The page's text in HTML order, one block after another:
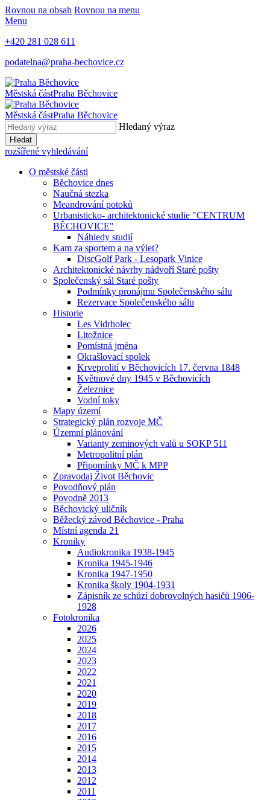
Rovnou na obsah Rovnou na menu
Menu
+420 281 028 611
podatelna@praha-bechovice.cz
Městská částPraha Běchovice
Městská částPraha Běchovice
Hledaný výraz
Hledat
rozšířené vyhledávání
O městské části
Běchovice dnes
Naučná stezka
Meandrování potoků
Urbanisticko- architektonické studie "CENTRUM
BĚCHOVICE"
Náhledy studií
Kam za sportem a na výlet?
DiscGolf Park - Lesopark Vinice
Architektonické návrhy nádvoří Staré pošty
Společenský sál Staré pošty
Podmínky pronájmu Společenského sálu
Rezervace Společenského sálu
Historie
Les Vidrholec
Litožnice
Pomístná jména
Okrašlovací spolek
Krveprolití v Běchovicích 17. června 1848
Květnové dny 1945 v Běchovicích
Železnice
Vodní toky
Mapy území
Strategický plán rozvoje MČ
Územní plánování
Varianty zeminových valů u SOKP 511
Metropolitní plán
Připomínky MČ k MPP
Zpravodaj Život Běchovic
Povodňový plán
Povodně 2013
Běchovický uličník
Běžecký závod Běchovice - Praha
Místní agenda 21
Kroniky
Audiokronika 1938-1945
Kronika 1945-1946
Kronika 1947-1950
Kronika školy 1904-1931
Zápisník ze schůzí dobrovolných hasičů 1906-
1928
Fotokronika
2026
2025
2024
2023
2022
2021
2020
2019
2018
2017
2016
2015
2014
2013
2012
2011